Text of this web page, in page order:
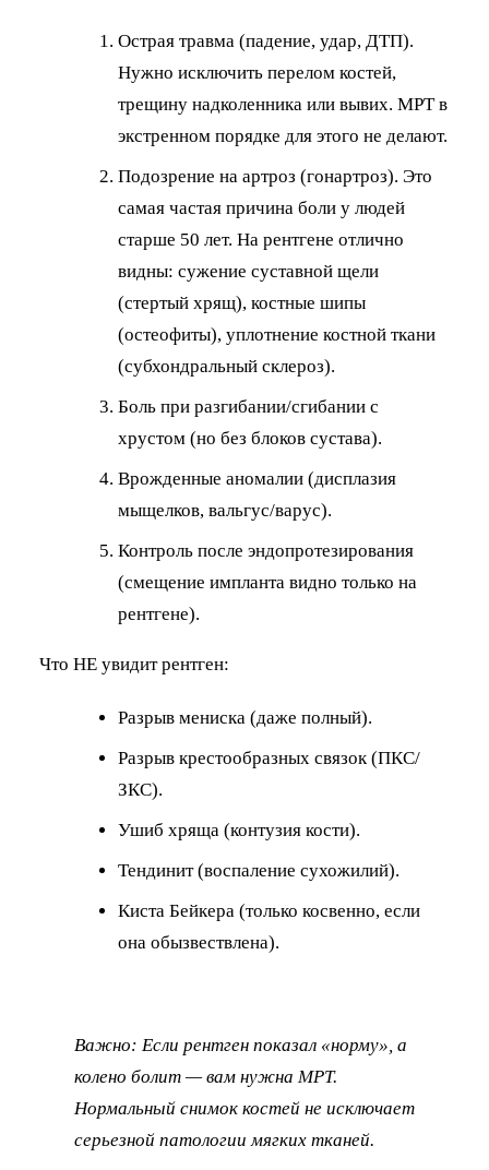
Острая травма (падение, удар, ДТП).
Нужно исключить перелом костей,
трещину надколенника или вывих. МРТ в
экстренном порядке для этого не делают.
Подозрение на артроз (гонартроз). Это
самая частая причина боли у людей
старше 50 лет. На рентгене отлично
видны: сужение суставной щели
(стертый хрящ), костные шипы
(остеофиты), уплотнение костной ткани
(субхондральный склероз).
Боль при разгибании/сгибании с
хрустом (но без блоков сустава).
Врожденные аномалии (дисплазия
мыщелков, вальгус/варус).
Контроль после эндопротезирования
(смещение импланта видно только на
рентгене).
Что НЕ увидит рентген:
Разрыв мениска (даже полный).
Разрыв крестообразных связок (ПКС/
ЗКС).
Ушиб хряща (контузия кости).
Тендинит (воспаление сухожилий).
Киста Бейкера (только косвенно, если
она обызвествлена).
Важно: Если рентген показал «норму», а
колено болит — вам нужна МРТ.
Нормальный снимок костей не исключает
серьезной патологии мягких тканей.